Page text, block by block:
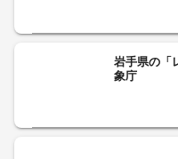
岩手県の「
象庁